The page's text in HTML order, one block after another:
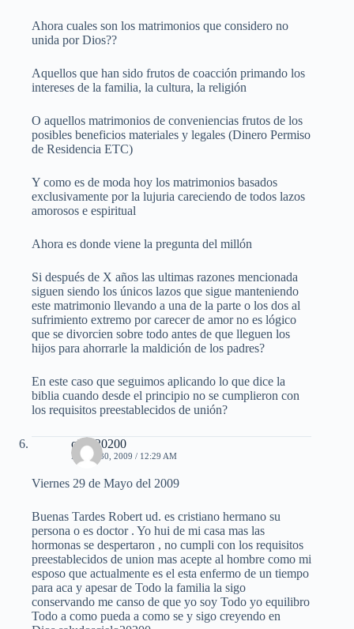
Ahora cuales son los matrimonios que considero no
unida por Dios??
Aquellos que han sido frutos de coacción primando los
intereses de la familia, la cultura, la religión
O aquellos matrimonios de conveniencias frutos de los
posibles beneficios materiales y legales (Dinero Permiso
de Residencia ETC)
Y como es de moda hoy los matrimonios basados
exclusivamente por la lujuria careciendo de todos lazos
amorosos e espiritual
Ahora es donde viene la pregunta del millón
Si después de X años las ultimas razones mencionada
siguen siendo los únicos lazos que sigue manteniendo
este matrimonio llevando a una de la parte o los dos al
sufrimiento extremo por carecer de amor no es lógico
que se divorcien sobre todo antes de que lleguen los
hijos para ahorrarle la maldición de los padres?
En este caso que seguimos aplicando lo que dice la
biblia cuando desde el principio no se cumplieron con
los requisitos preestablecidos de unión?
cielo20200
MAYO 30, 2009 / 12:29 AM
Viernes 29 de Mayo del 2009
Buenas Tardes Robert ud. es cristiano hermano su
persona o es doctor . Yo hui de mi casa mas las
hormonas se despertaron , no cumpli con los requisitos
preestablecidos de union mas acepte al hombre como mi
esposo que actualmente es el esta enfermo de un tiempo
para aca y apesar de Todo la familia la sigo
conservando me canso de que yo soy Todo yo equilibro
Todo a como pueda a como se y sigo creyendo en